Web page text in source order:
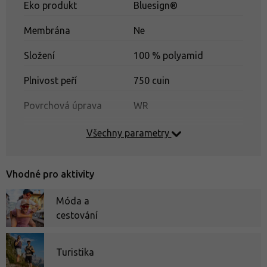
Eko produkt Bluesign®
Membrána Ne
Složení 100 % polyamid
Plnivost peří 750 cuin
Povrchová úprava WR
Všechny parametry
Vhodné pro aktivity
Móda a
cestování
Turistika